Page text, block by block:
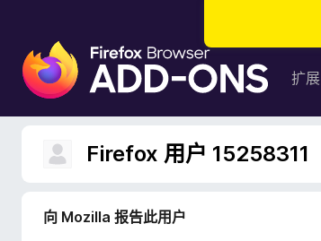
F
i
e
扩展
Firefox 用户 15258311
向 Mozilla 报告此用户